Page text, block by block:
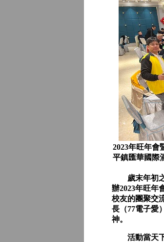
2023年旺年會
平鎮匯華國際
歲末年初之
辦2023年旺年
校友的團聚交
長（77電子愛
神。
活動當天下